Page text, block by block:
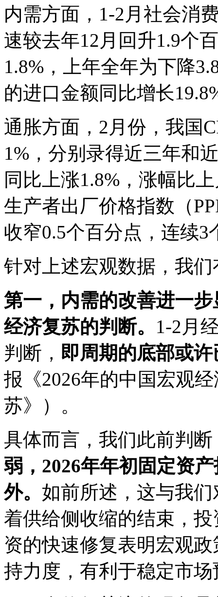
内需方面，1-2月社会消
速较去年12月回升1.9个
1.8%，上年全年为下降
的进口金额同比增长
通胀方面，2月份，我国
1%，分别录得近三年和
同比上涨1.8%，涨幅比
生产者出厂价格指数（
收窄0.5个百分点，连续3
针对上述宏观数据，我
第一，内需的改善进一
经济复苏的判断。 1-2月
判断， 即周期的底部或
报《2026年的中国宏观
苏》）。
具体而言，我们此前判断
弱，2026年年初固定资
外。 如前所述，这与我
着供给侧收缩的结束，
资的快速修复表明宏观
持力度，有利于稳定市场